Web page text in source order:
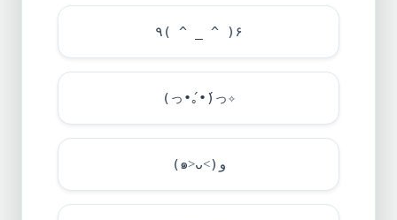
٩( ^ _ ^ )۶
(っ•́｡•́)っ✧
(๑˃ᴗ˂)ﻭ